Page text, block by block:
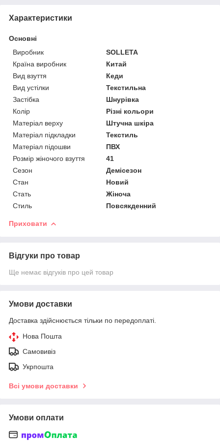
Характеристики
Основні
Виробник
SOLLETA
Країна виробник
Китай
Вид взуття
Кеди
Вид устілки
Текстильна
Застібка
Шнурівка
Колір
Різні кольори
Матеріал верху
Штучна шкіра
Матеріал підкладки
Текстиль
Матеріал підошви
ПВХ
Розмір жіночого взуття
41
Сезон
Демісезон
Стан
Новий
Стать
Жіноча
Стиль
Повсякденний
Приховати
Відгуки про товар
Ще немає відгуків про цей товар
Умови доставки
Доставка здійснюється тільки по передоплаті.
Нова Пошта
Самовивіз
Укрпошта
Всі умови доставки
Умови оплати